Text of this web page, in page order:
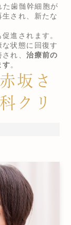
た歯髄幹細胞が
され、新たな
進されます。
状態に回復す
され、治療前の
す。
坂さ
クリ